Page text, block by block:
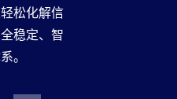
松化解信
稳定、智
。